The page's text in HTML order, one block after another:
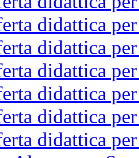
didattica
didattica
didattica
didattica
didattica
didattica